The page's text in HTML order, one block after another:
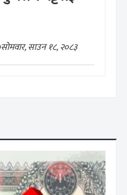
सोमवार, साउन १८, २०८३